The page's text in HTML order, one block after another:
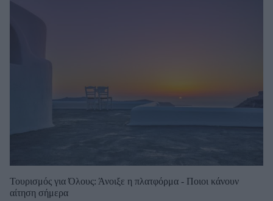
Τουρισμός για Όλους: Άνοιξε η πλατφόρμα - Ποιοι κάνουν
αίτηση σήμερα